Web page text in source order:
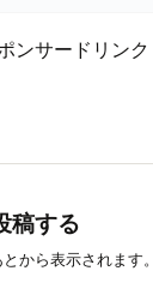
ンサードリンク
稿する
から表示されます。